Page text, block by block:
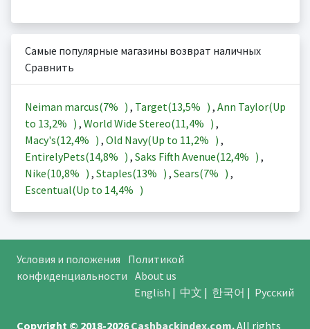
Самые популярные магазины возврат наличных
Сравнить
Neiman marcus(7% ) , Target(13,5% ) , Ann Taylor(Up
to 13,2% ) , World Wide Stereo(11,4% ) ,
Macy's(12,4% ) , Old Navy(Up to 11,2% ) ,
EntirelyPets(14,8% ) , Saks Fifth Avenue(12,4% ) ,
Nike(10,8% ) , Staples(13% ) , Sears(7% ) ,
Escentual(Up to 14,4% )
Условия и положения
Политикой
конфиденциальности About us
English | 中文 | 한국어 | Русский
Copyright © 2018-2026Cashbackindex.com.All rights